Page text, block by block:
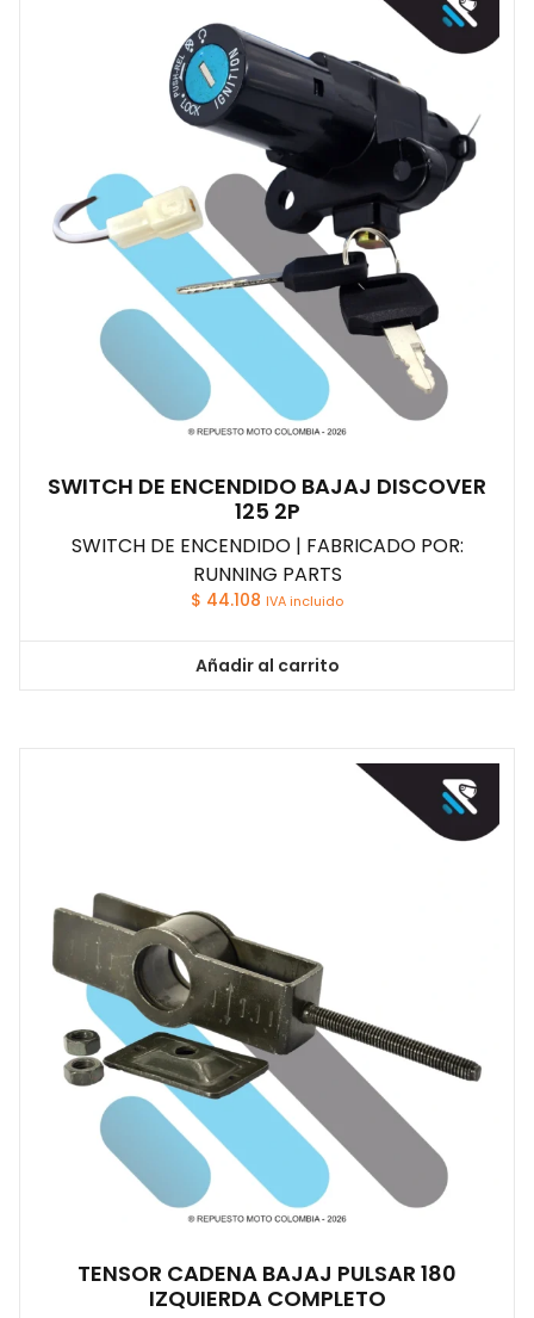
SWITCH DE ENCENDIDO BAJAJ DISCOVER
125 2P
SWITCH DE ENCENDIDO | FABRICADO POR:
RUNNING PARTS
$ 44.108 IVA incluido
Añadir al carrito
TENSOR CADENA BAJAJ PULSAR 180
IZQUIERDA COMPLETO